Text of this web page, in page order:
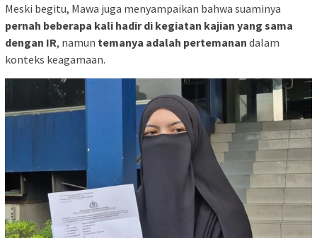
Meski begitu, Mawa juga menyampaikan bahwa suaminya
pernah beberapa kali hadir di kegiatan kajian yang sama
dengan IR, namun temanya adalah pertemanan dalam
konteks keagamaan.